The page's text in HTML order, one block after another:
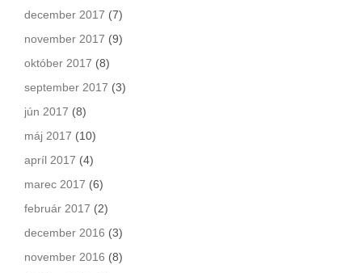
december 2017 (7)
november 2017 (9)
október 2017 (8)
september 2017 (3)
jún 2017 (8)
máj 2017 (10)
apríl 2017 (4)
marec 2017 (6)
február 2017 (2)
december 2016 (3)
november 2016 (8)